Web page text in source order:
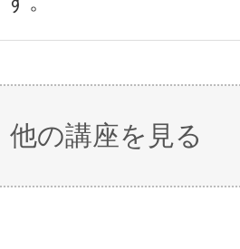
他の講座を見る